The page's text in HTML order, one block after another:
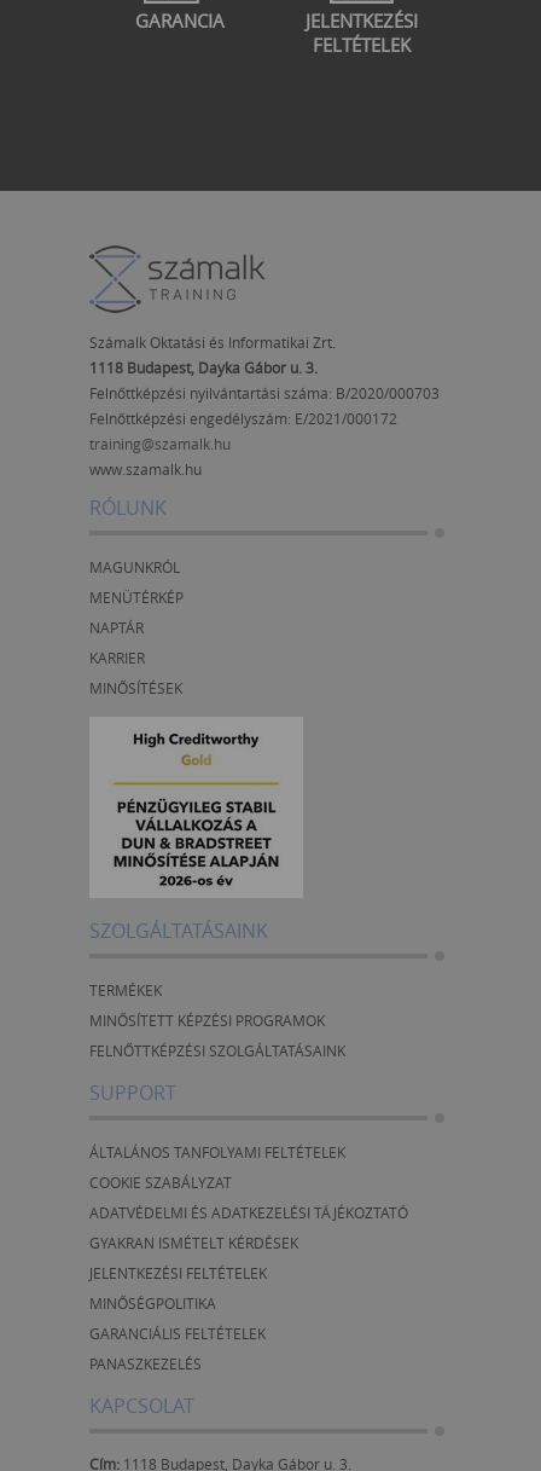
GARANCIA
JELENTKEZÉSI
FELTÉTELEK
Számalk Oktatási és Informatikai Zrt.
1118 Budapest, Dayka Gábor u. 3.
Felnőttképzési nyilvántartási száma: B/2020/000703
Felnőttképzési engedélyszám: E/2021/000172
training@szamalk.hu
www.szamalk.hu
RÓLUNK
MAGUNKRÓL
MENÜTÉRKÉP
NAPTÁR
KARRIER
MINŐSÍTÉSEK
SZOLGÁLTATÁSAINK
TERMÉKEK
MINŐSÍTETT KÉPZÉSI PROGRAMOK
FELNŐTTKÉPZÉSI SZOLGÁLTATÁSAINK
SUPPORT
ÁLTALÁNOS TANFOLYAMI FELTÉTELEK
COOKIE SZABÁLYZAT
ADATVÉDELMI ÉS ADATKEZELÉSI TÁJÉKOZTATÓ
GYAKRAN ISMÉTELT KÉRDÉSEK
JELENTKEZÉSI FELTÉTELEK
MINŐSÉGPOLITIKA
GARANCIÁLIS FELTÉTELEK
PANASZKEZELÉS
KAPCSOLAT
Cím: 1118 Budapest, Dayka Gábor u. 3.